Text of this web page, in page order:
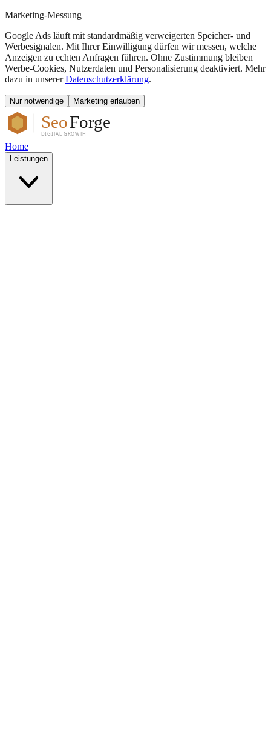
Marketing-Messung
Google Ads läuft mit standardmäßig verweigerten Speicher- und
Werbesignalen. Mit Ihrer Einwilligung dürfen wir messen, welche
Anzeigen zu echten Anfragen führen. Ohne Zustimmung bleiben
Werbe-Cookies, Nutzerdaten und Personalisierung deaktiviert. Mehr
dazu in unserer Datenschutzerklärung.
Nur notwendige Marketing erlauben
Home
Leistungen